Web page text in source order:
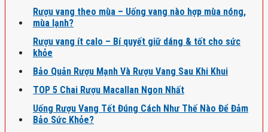
Rượu vang theo mùa – Uống vang nào hợp mùa nóng,
mùa lạnh?
Rượu vang ít calo – Bí quyết giữ dáng & tốt cho sức
khỏe
Bảo Quản Rượu Mạnh Và Rượu Vang Sau Khi Khui
TOP 5 Chai Rượu Macallan Ngon Nhất
Uống Rượu Vang Tết Đúng Cách Như Thế Nào Để Đảm
Bảo Sức Khỏe?